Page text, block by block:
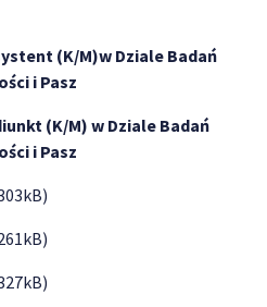
(K/M)w Dziale Badań
i Pasz
(K/M) w Dziale Badań
i Pasz